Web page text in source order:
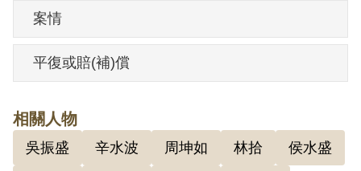
時為受刑人，其等在臺灣軍人監獄執行期
間，又重新建立叛亂組織，互相研討匪黨
理論，張敏生、王成家等抄寫反動資料，
持開會研討新民主制度等問題，一面以消
極手段反抗軍監管教措施，擾亂監房秩
案情
平復或賠(補)償
相關人物
吳振盛 辛水波 周坤如 林拾 侯水盛